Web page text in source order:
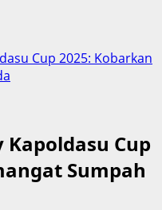
Cup 2025: Kobarkan
Cup
Sumpah